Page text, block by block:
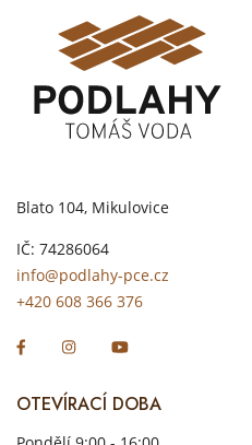
Blato 104, Mikulovice
IČ: 74286064
info@podlahy-pce.cz
+420 608 366 376
OTEVÍRACÍ DOBA